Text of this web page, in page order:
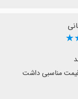
مناسبی داشت